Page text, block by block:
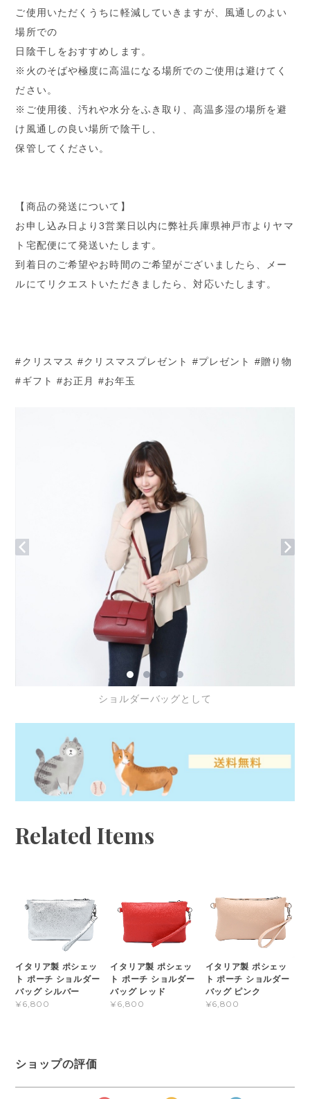
ご使用いただくうちに軽減していきますが、風通しのよい
場所での
日陰干しをおすすめします。
※火のそばや極度に高温になる場所でのご使用は避けてく
ださい。
※ご使用後、汚れや水分をふき取り、高温多湿の場所を避
け風通しの良い場所で陰干し、
保管してください。
【商品の発送について】
お申し込み日より3営業日以内に弊社兵庫県神戸市よりヤマ
ト宅配便にて発送いたします。
到着日のご希望やお時間のご希望がございましたら、メー
ルにてリクエストいただきましたら、対応いたします。
#クリスマス #クリスマスプレゼント #プレゼント #贈り物
#ギフト #お正月 #お年玉
ショルダーバッグとして
Related Items
イタリア製 ポシェッ
ト ポーチ ショルダー
バッグ シルバー
¥6,800
イタリア製 ポシェッ
ト ポーチ ショルダー
バッグ レッド
¥6,800
イタリア製 ポシェッ
ト ポーチ ショルダー
バッグ ピンク
¥6,800
ショップの評価